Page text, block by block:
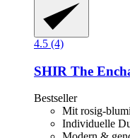
4.5 (4)
SHIR The
Bestseller
Mit rosig-
Individuelle